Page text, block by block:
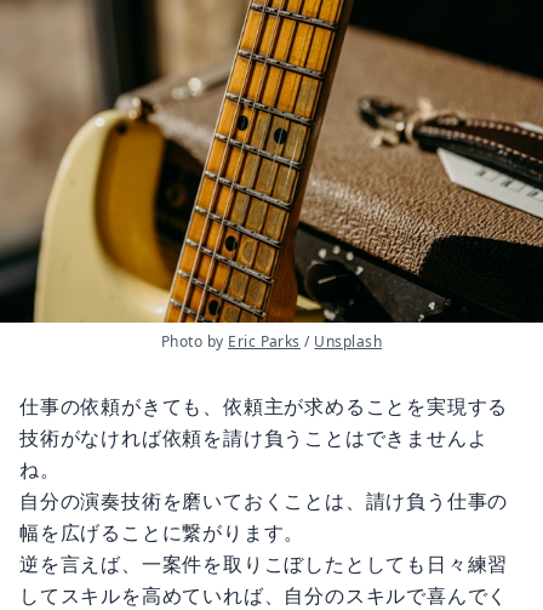
Photo by Eric Parks / Unsplash
仕事の依頼がきても、依頼主が求めることを実現する
技術がなければ依頼を請け負うことはできませんよ
ね。
自分の演奏技術を磨いておくことは、請け負う仕事の
幅を広げることに繋がります。
逆を言えば、一案件を取りこぼしたとしても日々練習
してスキルを高めていれば、自分のスキルで喜んでく